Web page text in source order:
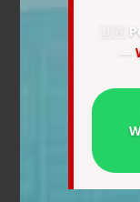
🇺🇦
—